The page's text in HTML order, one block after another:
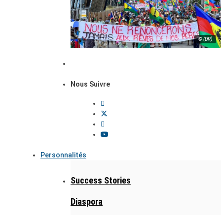
© (DR)
Nous Suivre
Personnalités
Success Stories
Diaspora